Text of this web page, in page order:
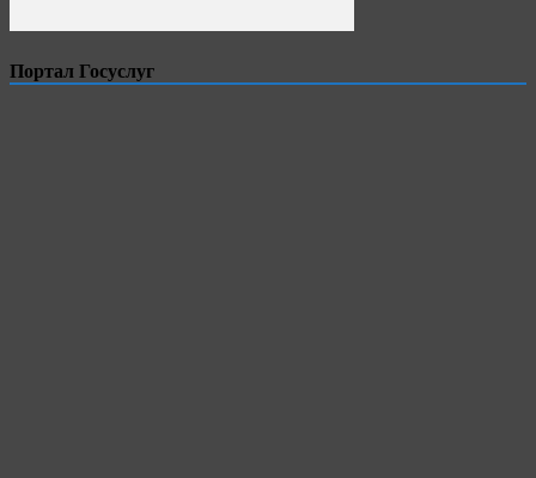
Портал Госуслуг